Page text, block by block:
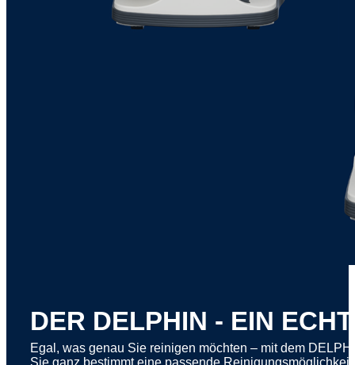
DER DELPHIN - EIN
Egal, was genau Sie reinigen möchten – mit dem
Sie ganz bestimmt eine passende